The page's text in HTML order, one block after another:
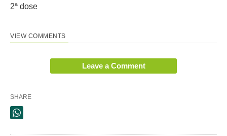
2ª dose
VIEW COMMENTS
Leave a Comment
SHARE